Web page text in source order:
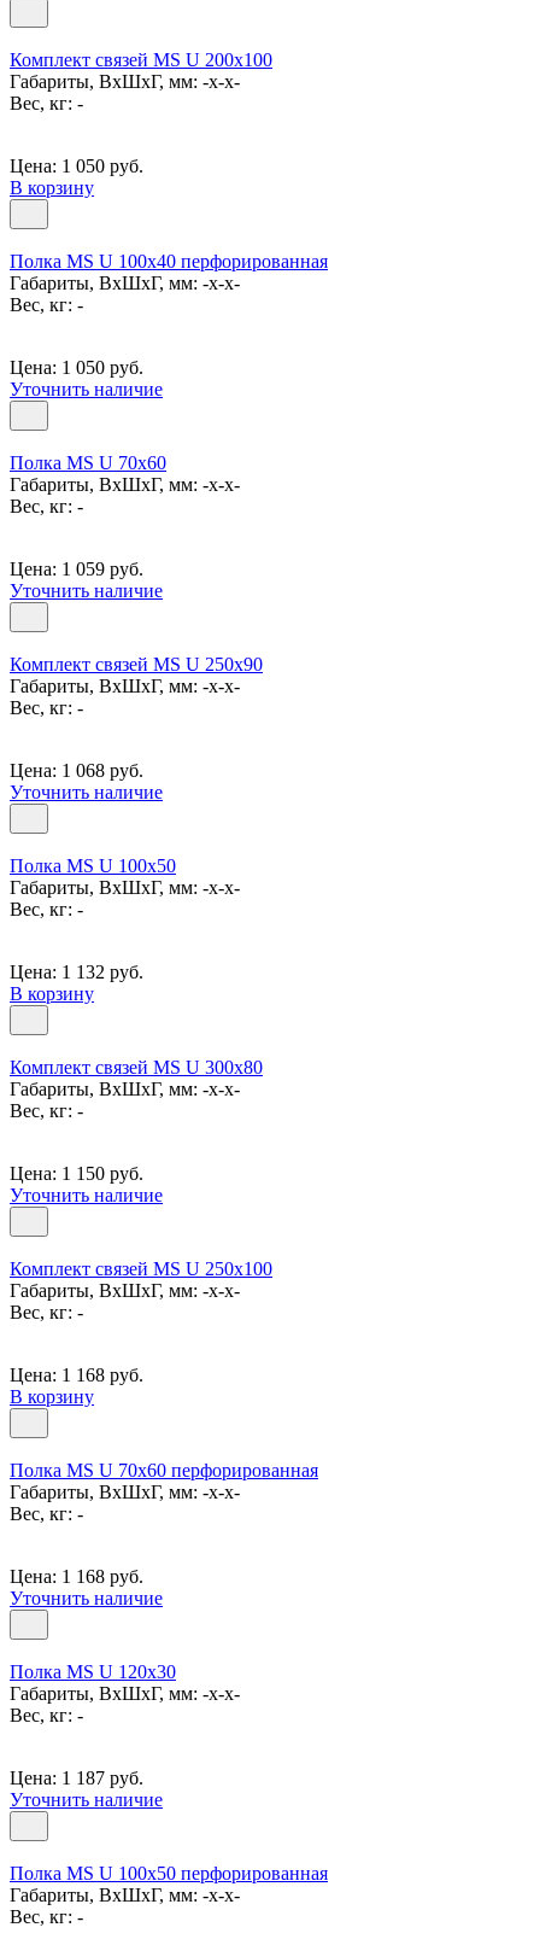
Комплект связей MS U 200x100
Габариты, ВxШxГ, мм: -x-x-
Вес, кг: -
Цена: 1 050 руб.
В корзину
Полка MS U 100х40 перфорированная
Габариты, ВxШxГ, мм: -x-x-
Вес, кг: -
Цена: 1 050 руб.
Уточнить наличие
Полка MS U 70х60
Габариты, ВxШxГ, мм: -x-x-
Вес, кг: -
Цена: 1 059 руб.
Уточнить наличие
Комплект связей MS U 250x90
Габариты, ВxШxГ, мм: -x-x-
Вес, кг: -
Цена: 1 068 руб.
Уточнить наличие
Полка MS U 100х50
Габариты, ВxШxГ, мм: -x-x-
Вес, кг: -
Цена: 1 132 руб.
В корзину
Комплект связей MS U 300x80
Габариты, ВxШxГ, мм: -x-x-
Вес, кг: -
Цена: 1 150 руб.
Уточнить наличие
Комплект связей MS U 250x100
Габариты, ВxШxГ, мм: -x-x-
Вес, кг: -
Цена: 1 168 руб.
В корзину
Полка MS U 70х60 перфорированная
Габариты, ВxШxГ, мм: -x-x-
Вес, кг: -
Цена: 1 168 руб.
Уточнить наличие
Полка MS U 120х30
Габариты, ВxШxГ, мм: -x-x-
Вес, кг: -
Цена: 1 187 руб.
Уточнить наличие
Полка MS U 100х50 перфорированная
Габариты, ВxШxГ, мм: -x-x-
Вес, кг: -